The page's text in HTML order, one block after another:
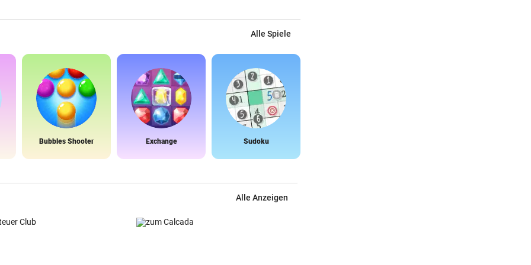
Alle Spiele
Bubbles Shooter Exchange Sudoku
Alle Anzeigen